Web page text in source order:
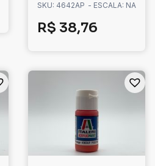
SKU: 4642AP - ESCALA: NA
R$ 38,76